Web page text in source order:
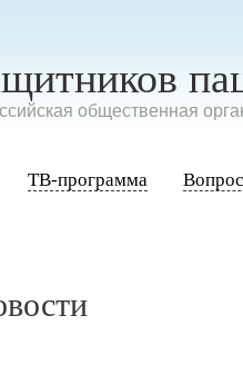
общественная
ТВ-программа